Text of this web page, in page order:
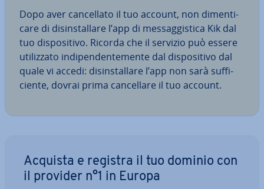
Dopo aver can­cel­la­to il tuo account, non di­men­ti­
ca­re di di­sin­stal­la­re l’app di mes­sag­gi­sti­ca Kik dal
tuo di­spo­si­ti­vo. Ricorda che il servizio può essere
uti­liz­za­to in­di­pen­den­te­men­te dal di­spo­si­ti­vo dal
quale vi accedi: di­sin­stal­la­re l’app non sarà suf­fi­
cien­te, dovrai prima can­cel­la­re il tuo account.
Acquista e registra il tuo dominio con
il provider n°1 in Europa